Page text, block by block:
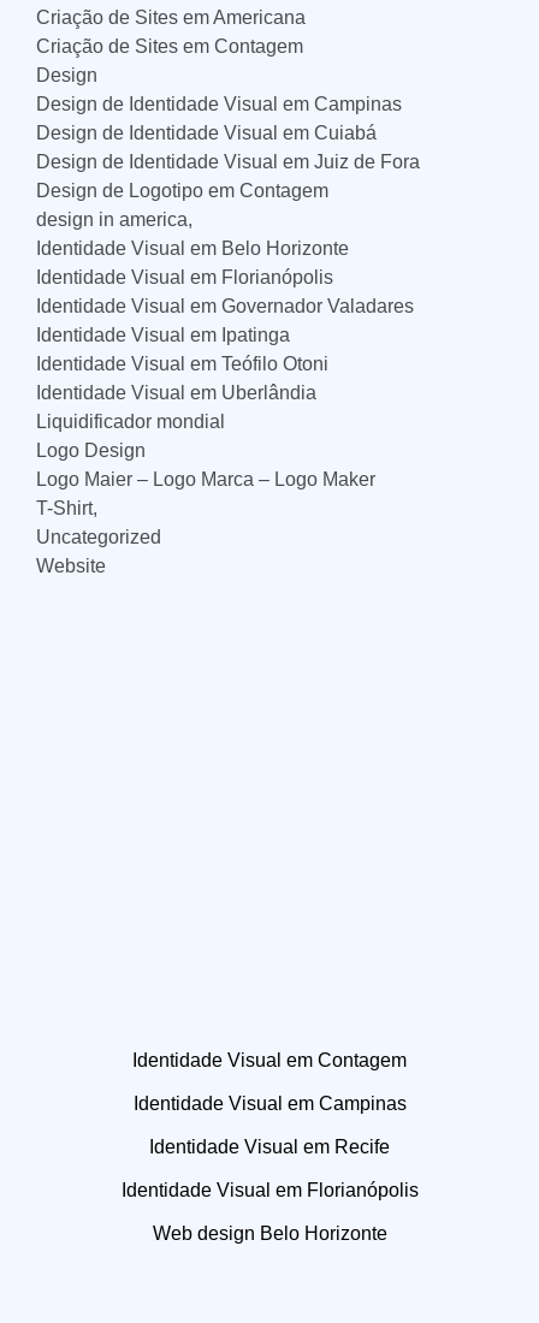
Criação de Sites em Americana
Criação de Sites em Contagem
Design
Design de Identidade Visual em Campinas
Design de Identidade Visual em Cuiabá
Design de Identidade Visual em Juiz de Fora
Design de Logotipo em Contagem
design in america,
Identidade Visual em Belo Horizonte
Identidade Visual em Florianópolis
Identidade Visual em Governador Valadares
Identidade Visual em Ipatinga
Identidade Visual em Teófilo Otoni
Identidade Visual em Uberlândia
Liquidificador mondial
Logo Design
Logo Maier – Logo Marca – Logo Maker
T-Shirt,
Uncategorized
Website
Identidade Visual em Contagem
Identidade Visual em Campinas
Identidade Visual em Recife
Identidade Visual em Florianópolis
Web design Belo Horizonte